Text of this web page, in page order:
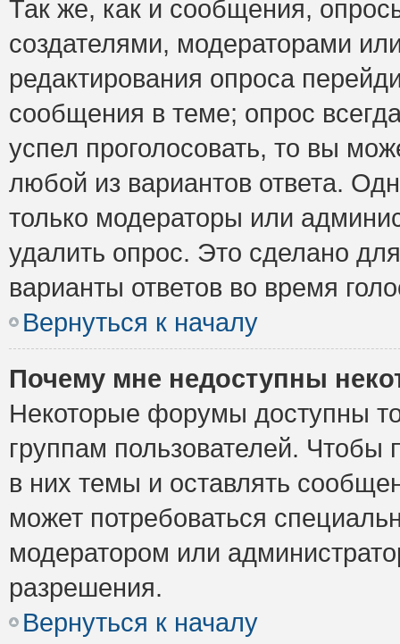
Так же, как и сообщения,
создателями, модераторами
редактирования опроса
сообщения в теме; опрос
успел проголосовать, то вы
любой из вариантов ответа.
только модераторы или
удалить опрос. Это сделано
варианты ответов во время
Вернуться к началу
Почему мне недоступны
Некоторые форумы доступны
группам пользователей. Чтобы
в них темы и оставлять
может потребоваться
модератором или
разрешения.
Вернуться к началу